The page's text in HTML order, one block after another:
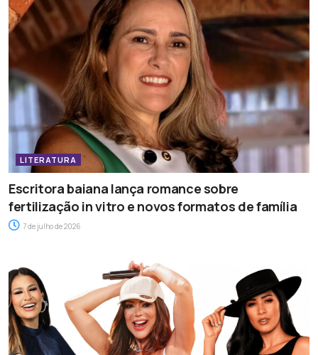
LITERATURA
Escritora baiana lança romance sobre
fertilização in vitro e novos formatos de família
7 de julho de 2026